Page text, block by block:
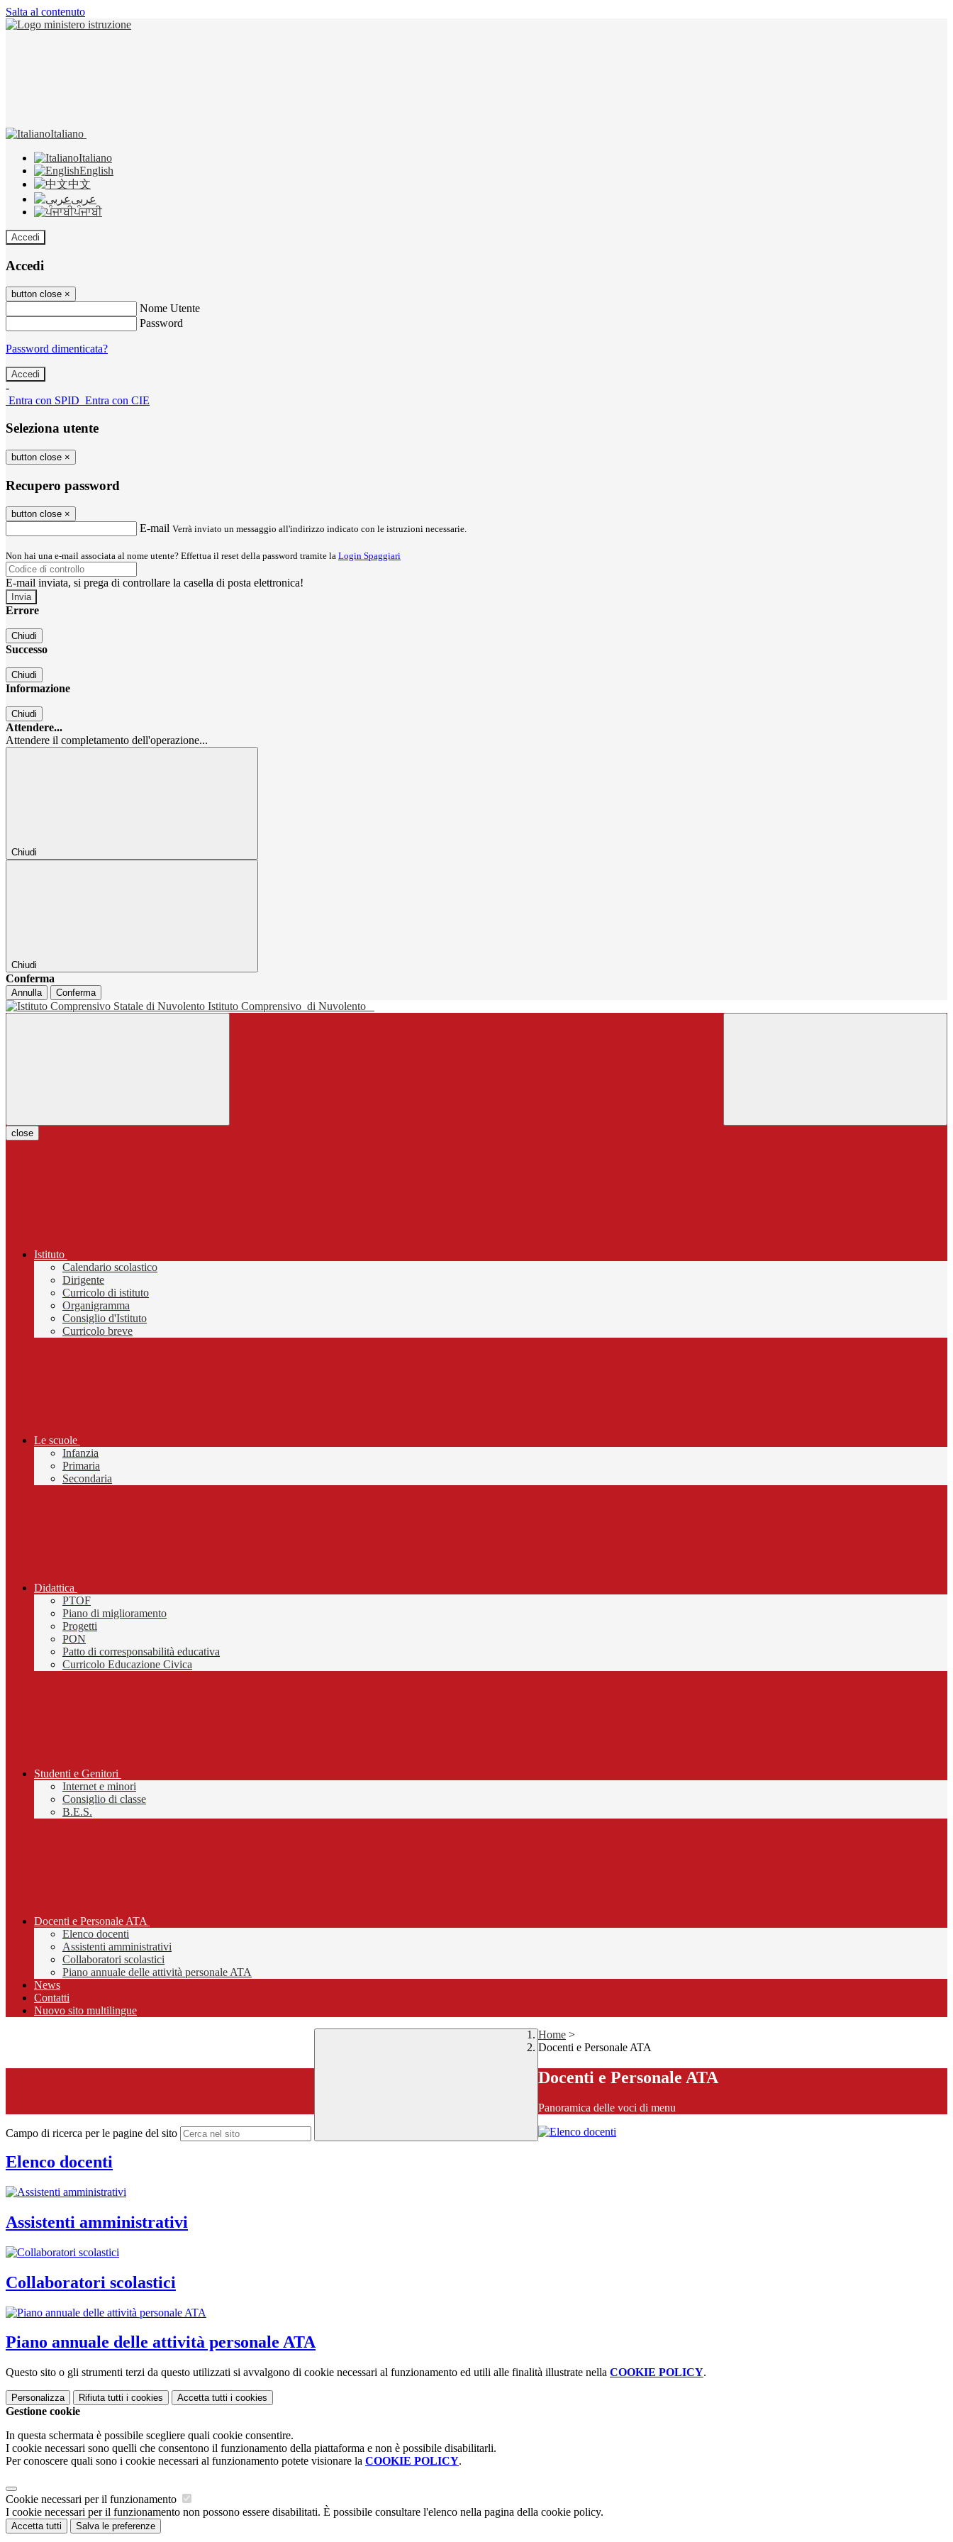
Salta al contenuto
Italiano
Italiano
English
中文
عربى
ਪੰਜਾਬੀ
Accedi
Accedi
button close ×
Nome Utente
Password
Password dimenticata?
-
Entra con SPID Entra con CIE
Seleziona utente
button close ×
Recupero password
button close ×
E-mail Verrà inviato un messaggio all'indirizzo indicato con le istruzioni necessarie.
Non hai una e-mail associata al nome utente? Effettua il reset della password tramite la Login Spaggiari
E-mail inviata, si prega di controllare la casella di posta elettronica!
Errore
Chiudi
Successo
Chiudi
Informazione
Chiudi
Attendere...
Attendere il completamento dell'operazione...
Chiudi
Chiudi
Conferma
Annulla Conferma
Istituto Comprensivo di Nuvolento
close
Istituto
Calendario scolastico
Dirigente
Curricolo di istituto
Organigramma
Consiglio d'Istituto
Curricolo breve
Le scuole
Infanzia
Primaria
Secondaria
Didattica
PTOF
Piano di miglioramento
Progetti
PON
Patto di corresponsabilità educativa
Curricolo Educazione Civica
Studenti e Genitori
Internet e minori
Consiglio di classe
B.E.S.
Docenti e Personale ATA
Elenco docenti
Assistenti amministrativi
Collaboratori scolastici
Piano annuale delle attività personale ATA
News
Contatti
Nuovo sito multilingue
Campo di ricerca per le pagine del sito
Home >
Docenti e Personale ATA
Docenti e Personale ATA
Panoramica delle voci di menu
Elenco docenti
Assistenti amministrativi
Collaboratori scolastici
Piano annuale delle attività personale ATA
Questo sito o gli strumenti terzi da questo utilizzati si avvalgono di cookie necessari al funzionamento ed utili alle finalità illustrate nella COOKIE POLICY.
Personalizza Rifiuta tutti i cookies Accetta tutti i cookies
Gestione cookie
In questa schermata è possibile scegliere quali cookie consentire.
I cookie necessari sono quelli che consentono il funzionamento della piattaforma e non è possibile disabilitarli.
Per conoscere quali sono i cookie necessari al funzionamento potete visionare la COOKIE POLICY.
Cookie necessari per il funzionamento
I cookie necessari per il funzionamento non possono essere disabilitati. È possibile consultare l'elenco nella pagina della cookie policy.
Accetta tutti Salva le preferenze